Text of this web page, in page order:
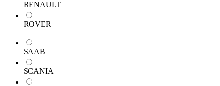
RENAULT
ROVER
SAAB
SCANIA